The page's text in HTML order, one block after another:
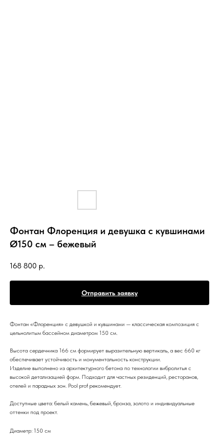
Фонтан Флоренция и девушка с кувшинами
Ø150 см – бежевый
168 800 р.
Отправить заявку
Фонтан «Флоренция» с девушкой и кувшинами — классическая композиция с
цельнолитым бассейном диаметром 150 см.
Высота сердечника 166 см формирует выразительную вертикаль, а вес 660 кг
обеспечивает устойчивость и монументальность конструкции.
Изделие выполнено из архитектурного бетона по технологии вибролитья с
высокой детализацией форм. Подходит для частных резиденций, ресторанов,
отелей и парадных зон. Pool prof рекомендует.
Доступные цвета: белый камень, бежевый, бронза, золото и индивидуальные
оттенки под проект.
Диаметр: 150 см